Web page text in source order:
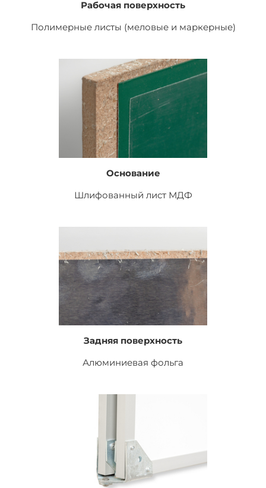
Рабочая поверхность
Полимерные листы (меловые и маркерные)
Основание
Шлифованный лист МДФ
Задняя поверхность
Алюминиевая фольга